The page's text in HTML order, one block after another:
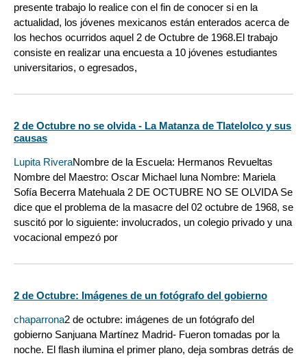
presente trabajo lo realice con el fin de conocer si en la
actualidad, los jóvenes mexicanos están enterados acerca de
los hechos ocurridos aquel 2 de Octubre de 1968.El trabajo
consiste en realizar una encuesta a 10 jóvenes estudiantes
universitarios, o egresados,
2 de Octubre no se olvida - La Matanza de Tlatelolco y sus
causas
Lupita RiveraNombre de la Escuela: Hermanos Revueltas
Nombre del Maestro: Oscar Michael luna Nombre: Mariela
Sofía Becerra Matehuala 2 DE OCTUBRE NO SE OLVIDA Se
dice que el problema de la masacre del 02 octubre de 1968, se
suscitó por lo siguiente: involucrados, un colegio privado y una
vocacional empezó por
2 de Octubre: Imágenes de un fotógrafo del gobierno
chaparrona2 de octubre: imágenes de un fotógrafo del
gobierno Sanjuana Martínez Madrid- Fueron tomadas por la
noche. El flash ilumina el primer plano, deja sombras detrás de